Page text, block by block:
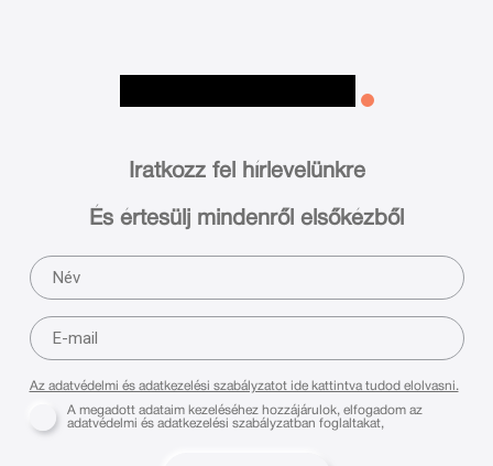
Iratkozz fel hírlevelünkre
És értesülj mindenről elsőkézből
Az adatvédelmi és adatkezelési szabályzatot ide kattintva tudod elolvasni.
A megadott adataim kezeléséhez hozzájárulok, elfogadom az
adatvédelmi és adatkezelési szabályzatban foglaltakat,